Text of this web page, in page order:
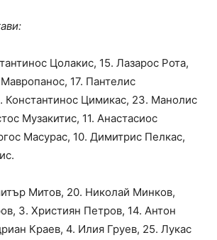
Цолакис, 15. Лазарос Рота,
17. Пантелис
Константинос Цимикас, 23. Манолис
Музакитис, 11. Анастасиос
Масурас, 10. Димитрис Пелкас,
Митов, 20. Николай Минков,
3. Християн Петров, 14. Антон
Краев, 4. Илия Груев, 25. Лукас